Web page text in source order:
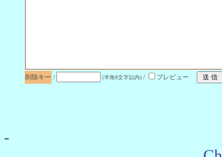
削除キー / (半角8文字以内) / プレビュー
-